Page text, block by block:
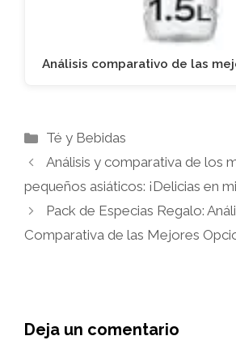
Análisis comparativo de las
Categorías
Té y Bebidas
Análisis y comparativa de los
pequeños asiáticos: ¡Delicias en
Pack de Especias Regalo:
Comparativa de las Mejores
Deja un comentario